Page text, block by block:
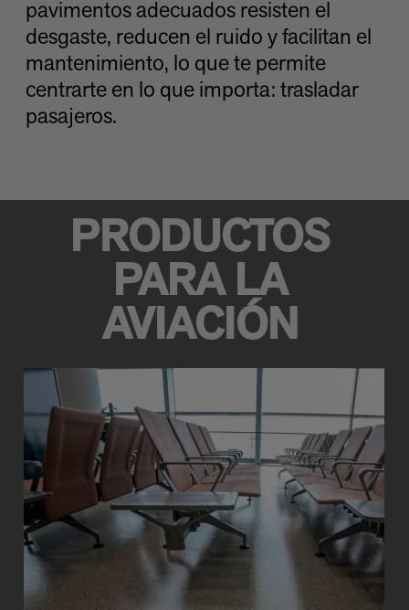
pavimentos adecuados resisten el
desgaste, reducen el ruido y facilitan el
mantenimiento, lo que te permite
centrarte en lo que importa: trasladar
pasajeros.
PRODUCTOS
PARA LA
AVIACIÓN